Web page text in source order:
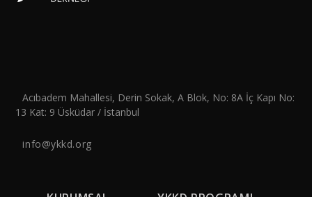
Acıbadem Mahallesi, Derin Sokak, A Blok, No: 8A İç Kapı No:
13 Kat: 9 Üsküdar / İstanbul
info@ykkd.org